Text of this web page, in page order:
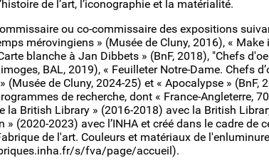
de l’art, l’iconographie et la matérialité.
ou co-commissaire des expositions
mérovingiens » (Musée de Cluny, 2016), « Make
blanche à Jan Dibbets » (BnF, 2018), "Chefs
BAL, 2019), « Feuilleter Notre-Dame. Chefs
(Musée de Cluny, 2024-25) et « Apocalypse » (BnF,
de recherche, dont « France-Angleterre,
la British Library » (2016-2018) avec la British
» (2020-2023) avec l’INHA et créé dans le cadre de
de l'art. Couleurs et matériaux de
s/fva/page/accueil).